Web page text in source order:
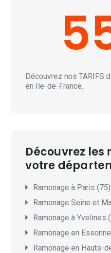
Découvrez nosTARIFS
en Ile-de-France.
Découvrez les
votre
Ramonage à Paris (75)
Ramonage Seine et
Ramonage à Yvelines
Ramonage en
Ramonage en Hauts-